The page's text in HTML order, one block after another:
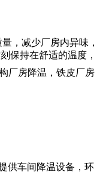
，减少厂房内异味，
保持在舒适的温度，
厂房降温，铁皮厂房
供车间降温设备，环